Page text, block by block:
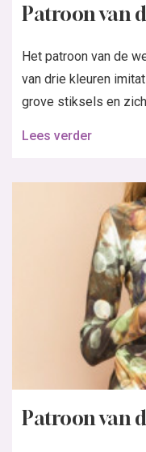
Patroon van
Het patroon van de
van drie kleuren
grove stiksels en
Lees verder
Patroon van